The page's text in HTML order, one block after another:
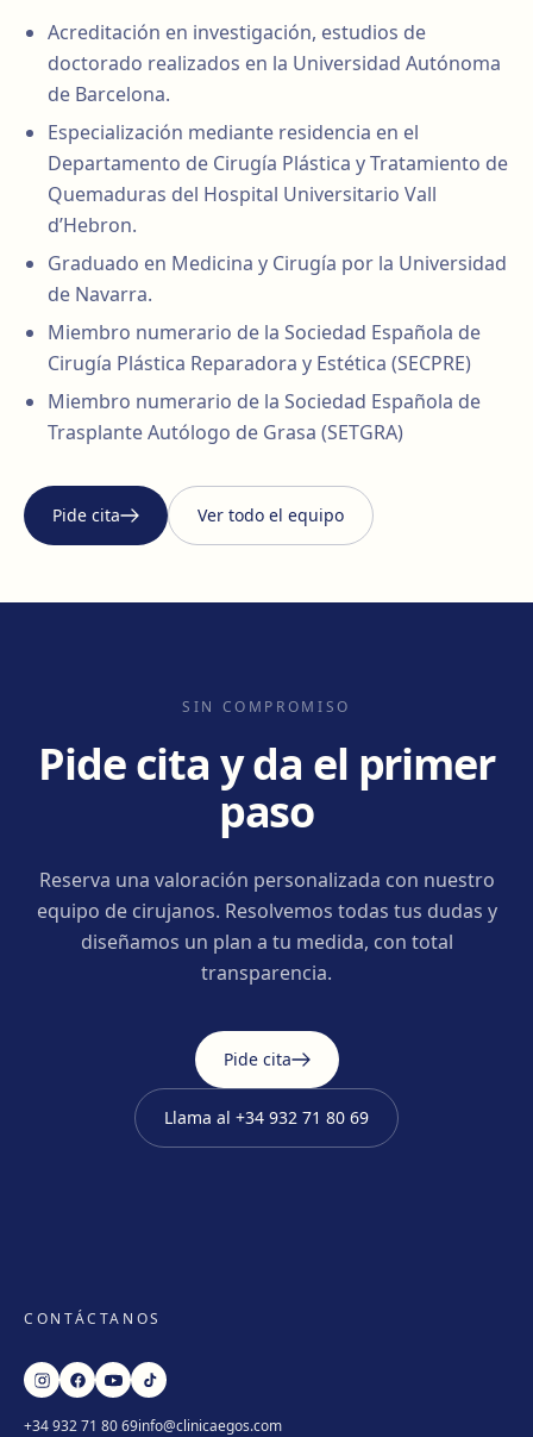
Acreditación en investigación, estudios de
doctorado realizados en la Universidad Autónoma
de Barcelona.
Especialización mediante residencia en el
Departamento de Cirugía Plástica y Tratamiento de
Quemaduras del Hospital Universitario Vall
d’Hebron.
Graduado en Medicina y Cirugía por la Universidad
de Navarra.
Miembro numerario de la Sociedad Española de
Cirugía Plástica Reparadora y Estética (SECPRE)
Miembro numerario de la Sociedad Española de
Trasplante Autólogo de Grasa (SETGRA)
Pide cita Ver todo el equipo
SIN COMPROMISO
Pide cita y da el primer
paso
Reserva una valoración personalizada con nuestro
equipo de cirujanos. Resolvemos todas tus dudas y
diseñamos un plan a tu medida, con total
transparencia.
Pide cita
Llama al +34 932 71 80 69
CONTÁCTANOS
+34 932 71 80 69info@clinicaegos.com